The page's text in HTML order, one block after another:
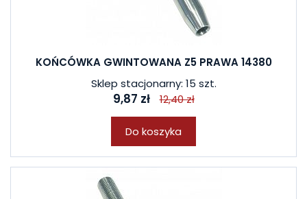
KOŃCÓWKA GWINTOWANA Z5 PRAWA 14380
Sklep stacjonarny: 15 szt.
9,87 zł 12,40 zł
Do koszyka